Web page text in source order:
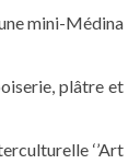
mini-Médina
plâtre et
‘’Art